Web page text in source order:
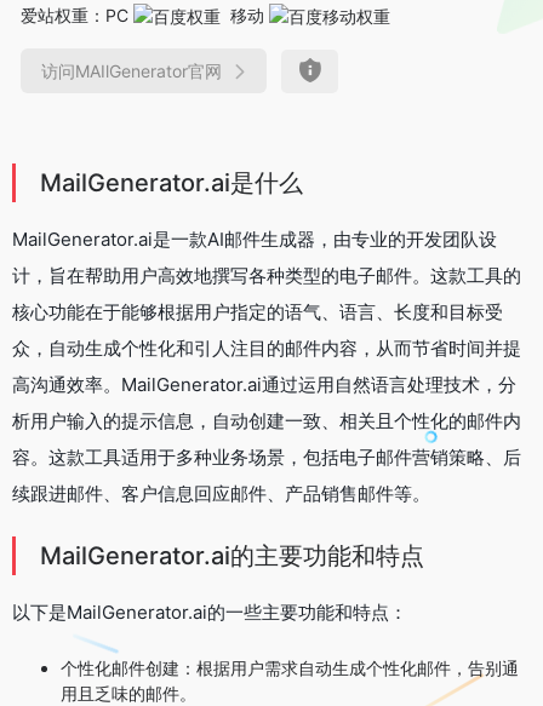
爱站权重： PC 移动
访问MAIlGenerator官网
MailGenerator.ai是什么
MailGenerator.ai是一款AI邮件生成器，由专业的开发团队设
计，旨在帮助用户高效地撰写各种类型的电子邮件。这款工具的
核心功能在于能够根据用户指定的语气、语言、长度和目标受
众，自动生成个性化和引人注目的邮件内容，从而节省时间并提
高沟通效率。MailGenerator.ai通过运用自然语言处理技术，分
析用户输入的提示信息，自动创建一致、相关且个性化的邮件内
容。这款工具适用于多种业务场景，包括电子邮件营销策略、后
续跟进邮件、客户信息回应邮件、产品销售邮件等。
MailGenerator.ai的主要功能和特点
以下是MailGenerator.ai的一些主要功能和特点：
个性化邮件创建：根据用户需求自动生成个性化邮件，告别通
用且乏味的邮件。